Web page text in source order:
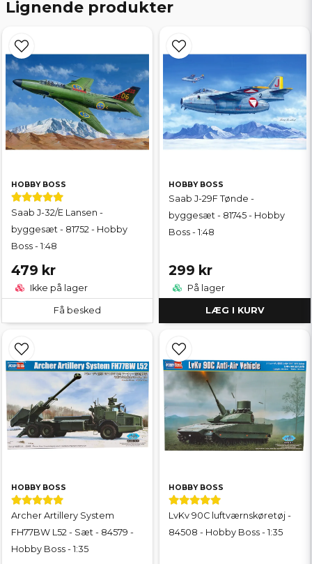
Lignende produkter
HOBBY BOSS
Saab J-32/E Lansen -
byggesæt - 81752 - Hobby
Boss - 1:48
479 kr
Ikke på lager
Få besked
HOBBY BOSS
Saab J-29F Tønde -
byggesæt - 81745 - Hobby
Boss - 1:48
299 kr
På lager
LÆG I KURV
HOBBY BOSS
Archer Artillery System
FH77BW L52 - Sæt - 84579 -
Hobby Boss - 1:35
HOBBY BOSS
LvKv 90C luftværnskøretøj -
84508 - Hobby Boss - 1:35